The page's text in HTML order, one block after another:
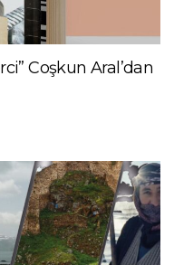
Coşkun Aral’dan